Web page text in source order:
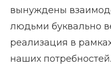
вынуждены
людьми буквально
реализация в
наших потребностей.